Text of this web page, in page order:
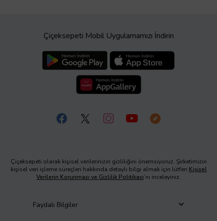
Çiçeksepeti Mobil Uygulamamızı İndirin
Çiçeksepeti olarak kişisel verilerinizin gizliliğini önemsiyoruz. Şirketimizin
kişisel veri işleme süreçleri hakkında detaylı bilgi almak için lütfen Kişisel
Verilerin Korunması ve Gizlilik Politikası’nı inceleyiniz.
Faydalı Bilgiler